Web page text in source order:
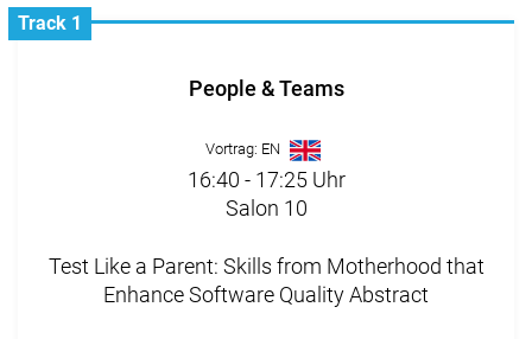
People & Teams
Vortrag: EN
16:40 - 17:25 Uhr
Salon 10
Test Like a Parent: Skills from Motherhood that
Enhance Software Quality Abstract
Track 1